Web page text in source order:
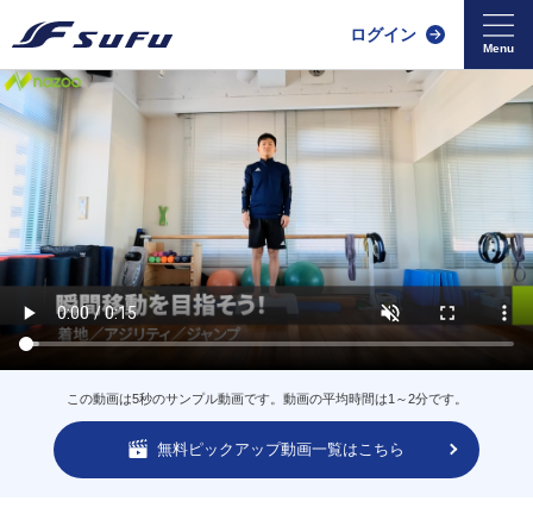
ログイン
この動画は5秒のサンプル動画です。動画の平均時間は1～2分です。
無料ピックアップ動画一覧はこちら